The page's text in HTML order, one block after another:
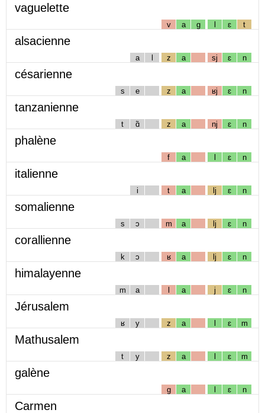
vaguelette
v a g l ɛ t
alsacienne
a l z a sj ɛ n
césarienne
s e z a ʁj ɛ n
tanzanienne
t ɑ̃ z a nj ɛ n
phalène
f a l ɛ n
italienne
i t a lj ɛ n
somalienne
s ɔ m a lj ɛ n
corallienne
k ɔ ʁ a lj ɛ n
himalayenne
m a l a j ɛ n
Jérusalem
ʁ y z a l ɛ m
Mathusalem
t y z a l ɛ m
galène
g a l ɛ n
Carmen